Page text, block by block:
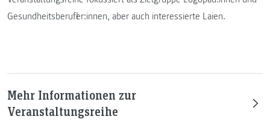
Gesundheitsberufler:innen, aber auch interessierte Laien.
Mehr Informationen zur
Veranstaltungsreihe